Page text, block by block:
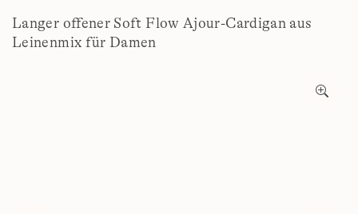
Langer offener Soft Flow Ajour-Cardigan aus
Leinenmix für Damen